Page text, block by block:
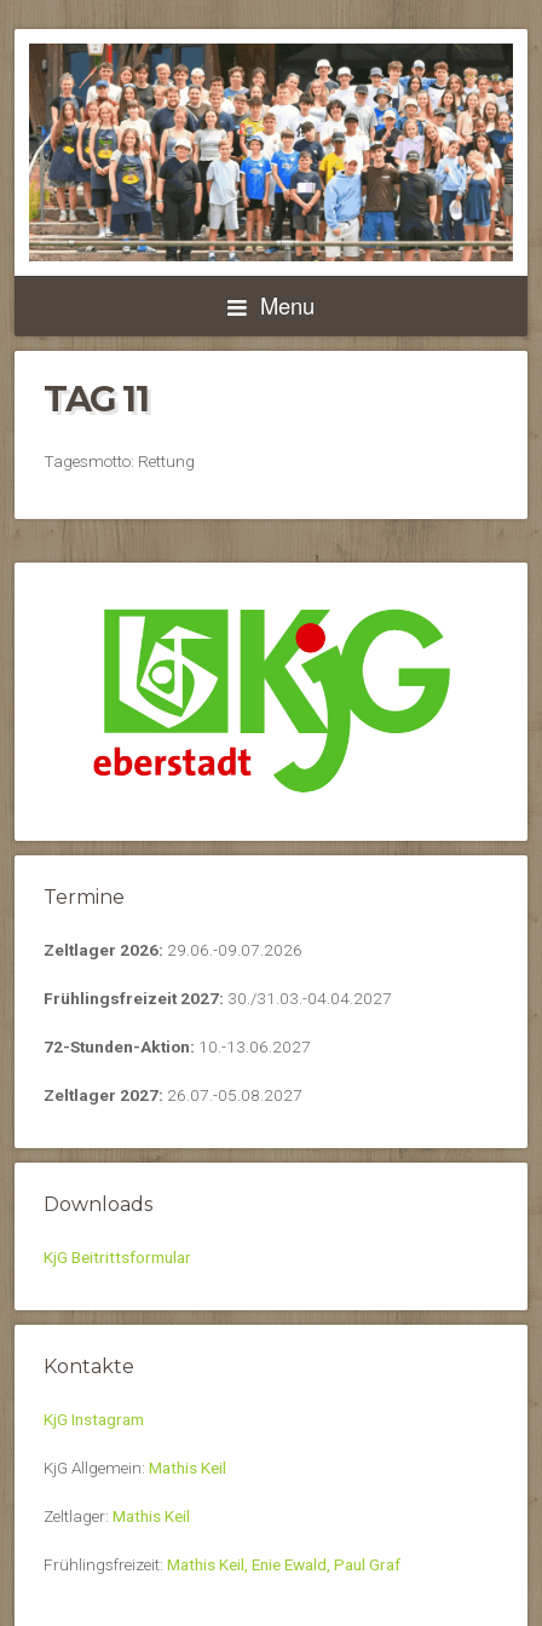
Menu
TAG 11
Tagesmotto: Rettung
Termine
Zeltlager 2026: 29.06.-09.07.2026
Frühlingsfreizeit 2027: 30./31.03.-04.04.2027
72-Stunden-Aktion: 10.-13.06.2027
Zeltlager 2027: 26.07.-05.08.2027
Downloads
KjG Beitrittsformular
Kontakte
KjG Instagram
KjG Allgemein: Mathis Keil
Zeltlager: Mathis Keil
Frühlingsfreizeit: Mathis Keil, Enie Ewald, Paul Graf